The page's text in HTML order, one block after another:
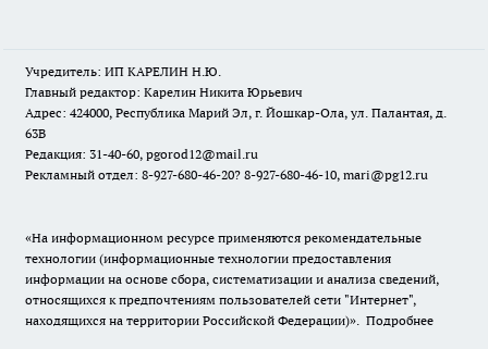
Учредитель: ИП КАРЕЛИН Н.Ю.
Главный редактор: Карелин Никита Юрьевич
Адрес: 424000, Республика Марий Эл, г. Йошкар-Ола, ул. Палантая, д.
63В
Редакция: 31-40-60, pgorod12@mail.ru
Рекламный отдел: 8-927-680-46-20? 8-927-680-46-10, mari@pg12.ru
«На информационном ресурсе применяются рекомендательные
технологии (информационные технологии предоставления
информации на основе сбора, систематизации и анализа сведений,
относящихся к предпочтениям пользователей сети "Интернет",
находящихся на территории Российской Федерации)». Подробнее